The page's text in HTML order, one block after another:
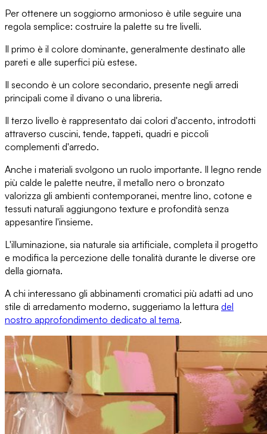
Per ottenere un soggiorno armonioso è utile seguire una
regola semplice: costruire la palette su tre livelli.
Il primo è il colore dominante, generalmente destinato alle
pareti e alle superfici più estese.
Il secondo è un colore secondario, presente negli arredi
principali come il divano o una libreria.
Il terzo livello è rappresentato dai colori d'accento, introdotti
attraverso cuscini, tende, tappeti, quadri e piccoli
complementi d'arredo.
Anche i materiali svolgono un ruolo importante. Il legno rende
più calde le palette neutre, il metallo nero o bronzato
valorizza gli ambienti contemporanei, mentre lino, cotone e
tessuti naturali aggiungono texture e profondità senza
appesantire l'insieme.
L'illuminazione, sia naturale sia artificiale, completa il progetto
e modifica la percezione delle tonalità durante le diverse ore
della giornata.
A chi interessano gli abbinamenti cromatici più adatti ad uno
stile di arredamento moderno, suggeriamo la lettura del
nostro approfondimento dedicato al tema.